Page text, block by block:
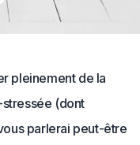
pleinement de la
(dont
parlerai peut-être